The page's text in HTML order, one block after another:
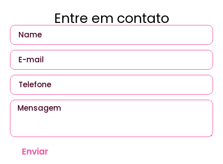
Entre em contato
Enviar